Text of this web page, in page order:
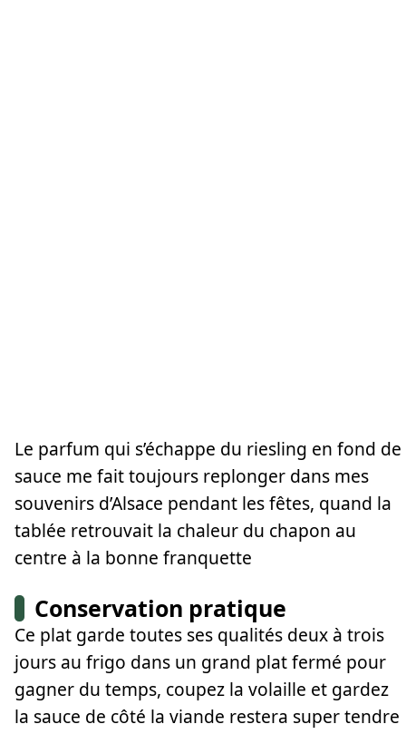
Le parfum qui s’échappe du riesling en fond de
sauce me fait toujours replonger dans mes
souvenirs d’Alsace pendant les fêtes, quand la
tablée retrouvait la chaleur du chapon au
centre à la bonne franquette
Conservation pratique
Ce plat garde toutes ses qualités deux à trois
jours au frigo dans un grand plat fermé pour
gagner du temps, coupez la volaille et gardez
la sauce de côté la viande restera super tendre